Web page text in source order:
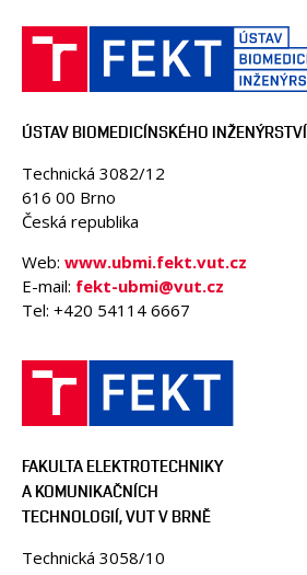
ÚSTAV BIOMEDICÍNSKÉHO INŽENÝRSTVÍ
Technická 3082/12
616 00 Brno
Česká republika
Web: www.ubmi.fekt.vut.cz
E-mail: fekt-ubmi@vut.cz
Tel: +420 54114 6667
FAKULTA ELEKTROTECHNIKY
A KOMUNIKAČNÍCH
TECHNOLOGIÍ, VUT V BRNĚ
Technická 3058/10